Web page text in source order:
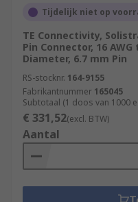
Tijdelijk niet op
TE Connectivity,
Pin Connector, 16 AWG
Diameter, 6.7 mm Pin
RS-stocknr. 164-9155
Fabrikantnummer 165045
Subtotaal (1 doos van 1000
€ 331,52(excl. BTW)
Aantal